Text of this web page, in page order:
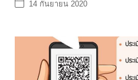
14 กันยายน 2020